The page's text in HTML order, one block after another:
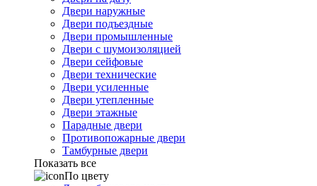
Двери наружные
Двери подъездные
Двери промышленные
Двери с шумоизоляцией
Двери сейфовые
Двери технические
Двери усиленные
Двери утепленные
Двери этажные
Парадные двери
Противопожарные двери
Тамбурные двери
Показать все
По цвету